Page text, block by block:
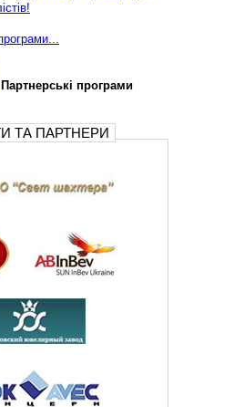
Партнерські програми
ТА ПАРТНЕРИ